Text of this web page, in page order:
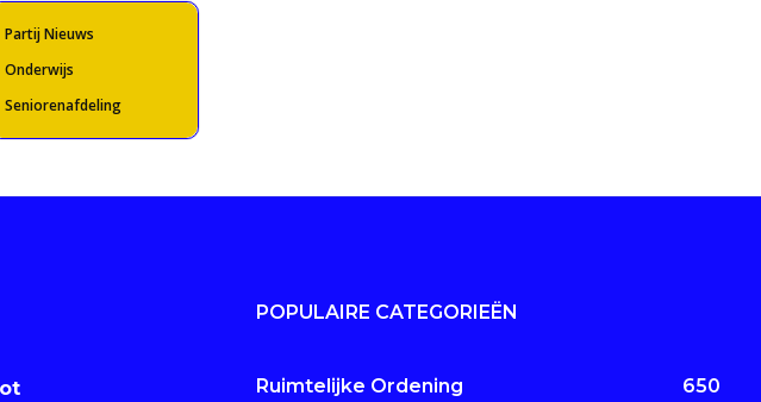
Partij Nieuws
Onderwijs
Seniorenafdeling
POPULAIRE CATEGORIEËN
Ruimtelijke Ordening 650